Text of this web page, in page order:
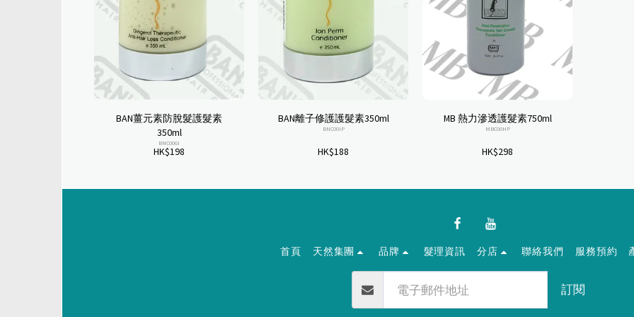
BAN薑元素防脫髮護髮素
350ml
BNC00GI
HK$198
BAN離子修護護髮素350ml
BNC00IP
HK$188
MB 熱力滲透護髮素750ml
MBC00HP
HK$298
首頁 天然集團 品牌 髮理資訊 分店 聯絡我們 服務預約
訂閱